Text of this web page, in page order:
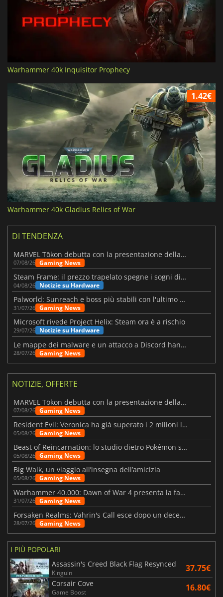
Warhammer 40k Inquisitor Prophecy
1.42€
Warhammer 40k Gladius Relics of War
DI TENDENZA
MARVEL Tōkon debutta con la presentazione della roadmap per il primo anno
07/08/26 Gaming News
Steam Frame: il prezzo trapelato spegne i sogni di un VR economico
04/08/26 Notizie su Hardware
Palworld: Sunreach e boss più stabili con l'ultimo update
31/07/26 Gaming News
Microsoft rivede Project Helix: Steam ora è a rischio
29/07/26 Notizie su Hardware
Le mappe dei malware e un attacco a Discord hanno colpito Meccha Chameleon
28/07/26 Gaming News
NOTIZIE, OFFERTE
MARVEL Tōkon debutta con la presentazione della roadmap per il primo anno
07/08/26 Gaming News
Resident Evil: Veronica ha già superato i 2 milioni liste dei desideri
05/08/26 Gaming News
Beast of Reincarnation: lo studio dietro Pokémon su una nuova strada
05/08/26 Gaming News
Big Walk, un viaggio all’insegna dell’amicizia
05/08/26 Gaming News
Warhammer 40.000: Dawn of War 4 presenta la fazione dei Necron
31/07/26 Gaming News
Forsaken Realms: Vahrin's Call esce dopo un decennio di sviluppo
28/07/26 Gaming News
I PIÙ POPOLARI
Assassin's Creed Black Flag Resynced
Kinguin 37.75€
Corsair Cove
Game Boost 16.80€